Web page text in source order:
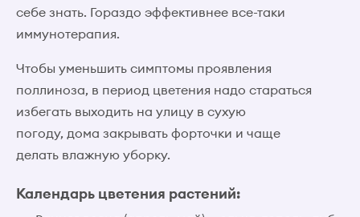
себе знать. Гораздо эффективнее все-таки
иммунотерапия.
Чтобы уменьшить симптомы проявления
поллиноза, в период цветения надо стараться
избегать выходить на улицу в сухую
погоду, дома закрывать форточки и чаще
делать влажную уборку.
Календарь цветения растений: